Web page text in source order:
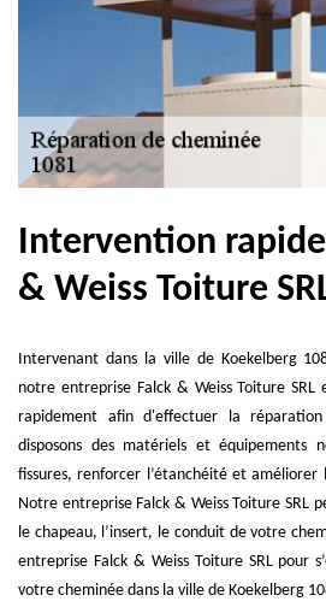
Intervention rapide
& Weiss Toiture
Intervenant dans la ville de Koekelberg
notre entreprise Falck & Weiss Toiture
rapidement afin d'effectuer la
disposons des matériels et équipements
fissures, renforcer l’étanchéité et
Notre entreprise Falck & Weiss Toiture SRL
le chapeau, l’insert, le conduit de votre
entreprise Falck & Weiss Toiture SRL pour
votre cheminée dans la ville de Koekelberg